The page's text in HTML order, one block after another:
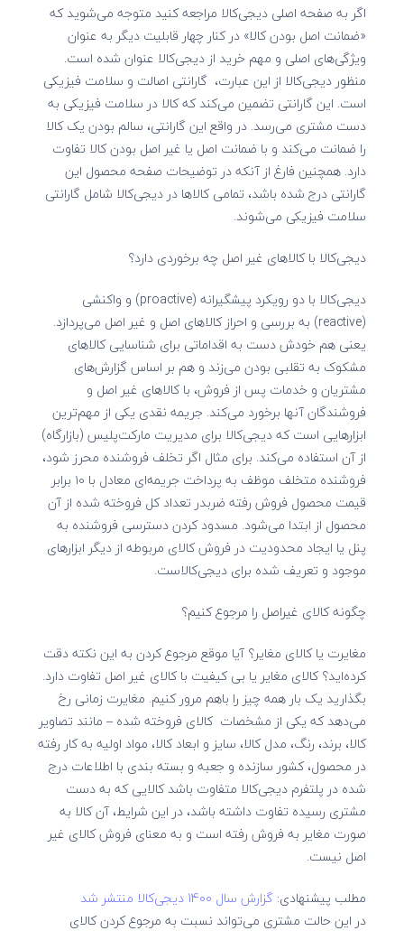
اگر به صفحه اصلی دیجی‌کالا مراجعه کنید متوجه می‌شوید که
«ضمانت اصل بودن کالا» در کنار چهار قابلیت دیگر به عنوان
ویژگی‌های اصلی و مهم خرید از دیجی‌کالا عنوان شده است.
منظور دیجی‌کالا از این عبارت، گارانتی اصالت و سلامت فیزیکی
است. این گارانتی تضمین می‌­کند که کالا در سلامت فیزیکی به
دست مشتری می‌رسد. در واقع این گارانتی، سالم بودن یک کالا
را ضمانت می‌کند و با ضمانت اصل یا غیر اصل بودن کالا تفاوت
دارد. همچنین فارغ از آنکه در توضیحات صفحه محصول این
گارانتی درج شده باشد، تمامی کالاها در دیجی‌کالا شامل گارانتی
سلامت فیزیکی می‌شوند.
دیجی‌کالا با کالاهای غیر اصل چه برخوردی دارد؟
دیجی‌کالا با دو رویکرد پیشگیرانه (proactive) و واکنشی
(reactive) به بررسی و احراز کالاهای اصل و غیر اصل می‌پردازد.
یعنی هم خودش دست به اقداماتی برای شناسایی کالاهای
مشکوک به تقلبی بودن می‌زند و هم بر اساس گزارش‌های
مشتریان و خدمات پس از فروش، با کالاهای غیر اصل و
فروشندگان آنها برخورد می‌کند. جریمه نقدی یکی از مهم‌ترین
ابزارهایی است که دیجی‌کالا برای مدیریت مارکت‌پلیس (بازارگاه)
از آن استفاده می‌کند. برای مثال اگر تخلف فروشنده محرز شود،‌
فروشنده متخلف موظف به پرداخت جریمه‌ای معادل با ۱۰ برابر
قیمت محصول فروش رفته ضربدر تعداد کل فروخته شده از آن
محصول از ابتدا‏ می‌شود. مسدود کردن دسترسی فروشنده به
پنل یا ایجاد محدودیت در فروش کالای مربوطه از دیگر ابزارهای
موجود و تعریف شده برای دیجی‌کالاست.
چگونه کالای غیراصل را مرجوع کنیم؟
مغایرت یا کالای مغایر؟ آیا موقع مرجوع کردن به این نکته دقت
کرده‌اید؟ کالای مغایر یا بی کیفیت با کالای غیر اصل تفاوت دارد.
بگذارید یک بار همه چیز را باهم مرور کنیم. مغایرت زمانی رخ
می‌دهد که یکی از مشخصات کالای فروخته شده – مانند تصاویر
کالا، برند، رنگ، مدل کالا، سایز و ابعاد کالا، مواد اولیه به کار رفته
در محصول، کشور سازنده و جعبه و بسته بندی با اطلاعات درج
شده در پلتفرم دیجی‌کالا متفاوت باشد کالایی که به دست
مشتری رسیده تفاوت داشته باشد، در این شرایط، آن کالا به
صورت مغایر به فروش رفته است و به معنای فروش کالای غیر
اصل نیست.
مطلب پیشنهادی: گزارش سال‌ 1400 دیجی‌کالا منتشر شد
در این حالت مشتری می‌تواند نسبت به مرجوع کردن کالای